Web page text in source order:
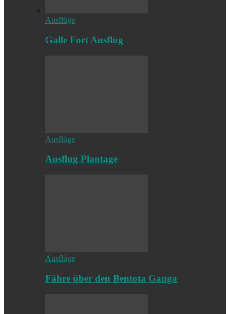
Ausflüge
Galle Fort Ausflug
Ausflüge
Ausflug Plantage
Ausflüge
Fähre über den Bentota Ganga